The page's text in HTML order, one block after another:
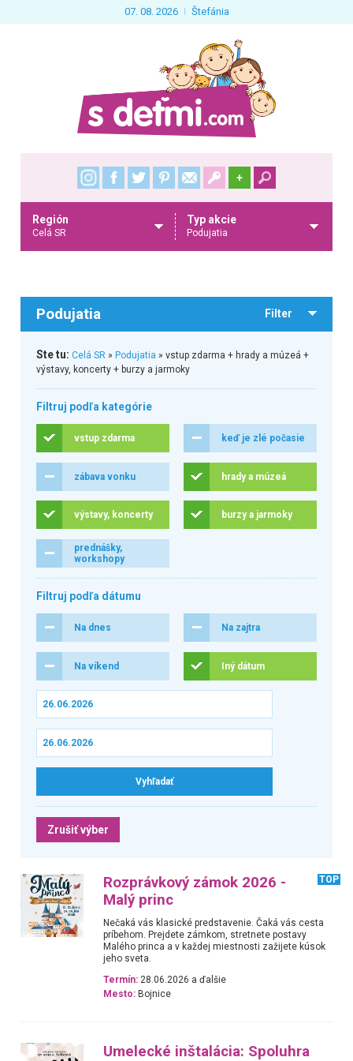
07. 08. 2026 Štefánia
+
Región
Celá SR
Typ akcie
Podujatia
Podujatia Filter
Ste tu: Celá SR» Podujatia » vstup zdarma + hrady a múzeá +
výstavy, koncerty + burzy a jarmoky
Filtruj podľa kategórie
vstup zdarma keď je zlé počasie
zábava vonku hrady a múzeá
výstavy, koncerty burzy a jarmoky
prednášky,
workshopy
Filtruj podľa dátumu
Na dnes Na zajtra
Na víkend Iný dátum
Zrušiť výber
Rozprávkový zámok 2026 -
Malý princ
TOP
Nečaká vás klasické predstavenie. Čaká vás cesta
príbehom. Prejdete zámkom, stretnete postavy
Malého princa a v každej miestnosti zažijete kúsok
jeho sveta.
Termín: 28.06.2026 a ďalšie
Mesto: Bojnice
Umelecké inštalácia: Spoluhra